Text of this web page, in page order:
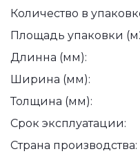
Количество в
Площадь упаковки
Длинна (мм):
Ширина (мм):
Толщина (мм):
Срок эксплуатации:
Страна производства: